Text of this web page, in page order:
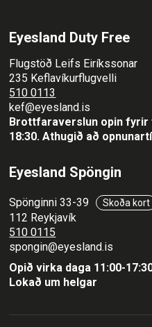
Eyesland Duty Free
Flugstöð Leifs Eiríkssonar
235 Keflavíkurflugvelli
510 0113
kef@eyesland.is
Brottfaraverslun opin fyrir
18:30.Athugið að
Eyesland Spöngin
Spönginni 33-39 Skoða kort
112 Reykjavík
510 0115
spongin@eyesland.is
Opið virka daga 11:00-
Lokað um helgar